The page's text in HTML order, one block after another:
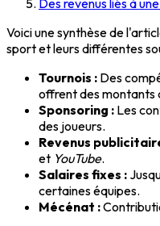
Voici une synthèse de
sport et leurs différentes
Tournois : Des
offrent des montants
Sponsoring : Les
des joueurs.
Revenus
et YouTube.
Salaires fixes :
certaines équipes.
Mécénat :